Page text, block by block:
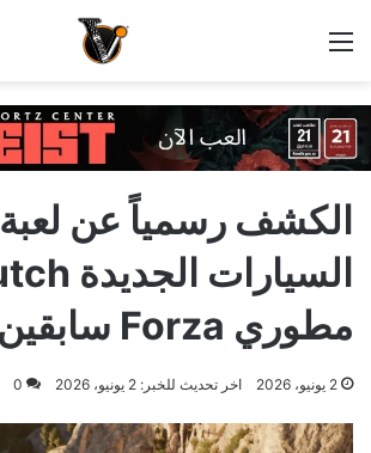
القائمة
الكشف رسمياً عن لعبة
مطوري Forza سابقين
2 يونيو، 2026 اخر تحديث للخبر: 2 يونيو، 2026 0